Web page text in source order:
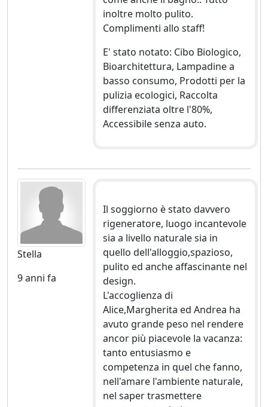
inoltre molto pulito.
Complimenti allo staff!
E' stato notato: Cibo Biologico,
Bioarchitettura, Lampadine a
basso consumo, Prodotti per la
pulizia ecologici, Raccolta
differenziata oltre l'80%,
Accessibile senza auto.
Stella
9 anni fa
Il soggiorno è stato davvero
rigeneratore, luogo incantevole
sia a livello naturale sia in
quello dell'alloggio,spazioso,
pulito ed anche affascinante nel
design.
L'accoglienza di
Alice,Margherita ed Andrea ha
avuto grande peso nel rendere
ancor più piacevole la vacanza:
tanto entusiasmo e
competenza in quel che fanno,
nell'amare l'ambiente naturale,
nel saper trasmettere